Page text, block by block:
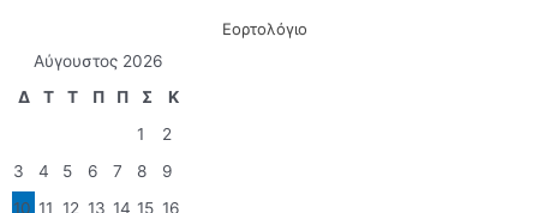
Εορτολόγιο
Αύγουστος 2026
Δ
Τ Τ Π Π Σ
Κ
1
2
3
4 5 6 7 8
9
10 11 12 13 14 15 16